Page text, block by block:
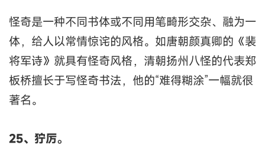
怪奇是一种不同书体或不同用笔畸形交杂、融为一
体，给人以常情惊诧的风格。如唐朝颜真卿的《裴
将军诗》就具有怪奇风格，清朝扬州八怪的代表郑
板桥擅长于写怪奇书法，他的“难得糊涂”一幅就很
著名。
25、狞厉。